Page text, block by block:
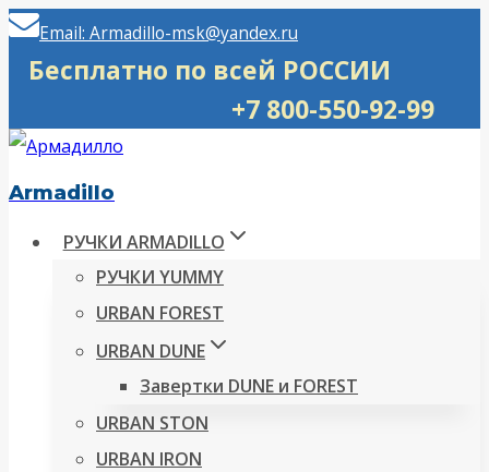
Перейти
Email: Armadillo-msk@yandex.ru
Бесплатно по всей РОССИИ
+7 800-550-92-99
Armadillo
РУЧКИ ARMADILLO
РУЧКИ YUMMY
URBAN FOREST
URBAN DUNE
Завертки DUNE и FOREST
URBAN STON
URBAN IRON